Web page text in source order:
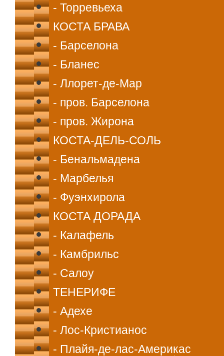
- Торревьеха
КОСТА БРАВА
- Барселона
- Бланес
- Ллорет-де-Мар
- пров. Барселона
- пров. Жирона
КОСТА-ДЕЛЬ-СОЛЬ
- Бенальмадена
- Марбелья
- Фуэнхирола
КОСТА ДОРАДА
- Калафель
- Камбрильс
- Салоу
ТЕНЕРИФЕ
- Адехе
- Лос-Кристианос
- Плайя-де-лас-Америкас